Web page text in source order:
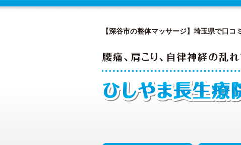
【深谷市の整体マッサージ】埼玉県で口コ